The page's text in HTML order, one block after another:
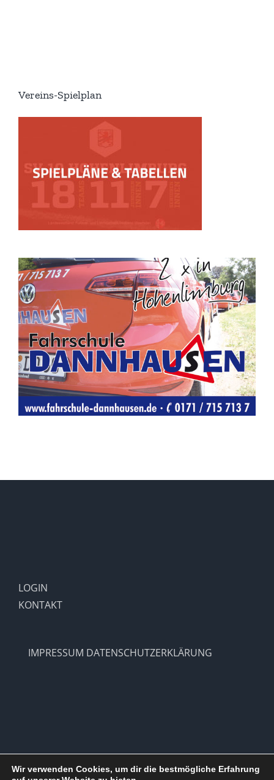
Vereins-Spielplan
LOGIN
KONTAKT
IMPRESSUM DATENSCHUTZERKLÄRUNG
Wir verwenden Cookies, um dir die bestmögliche Erfahrung